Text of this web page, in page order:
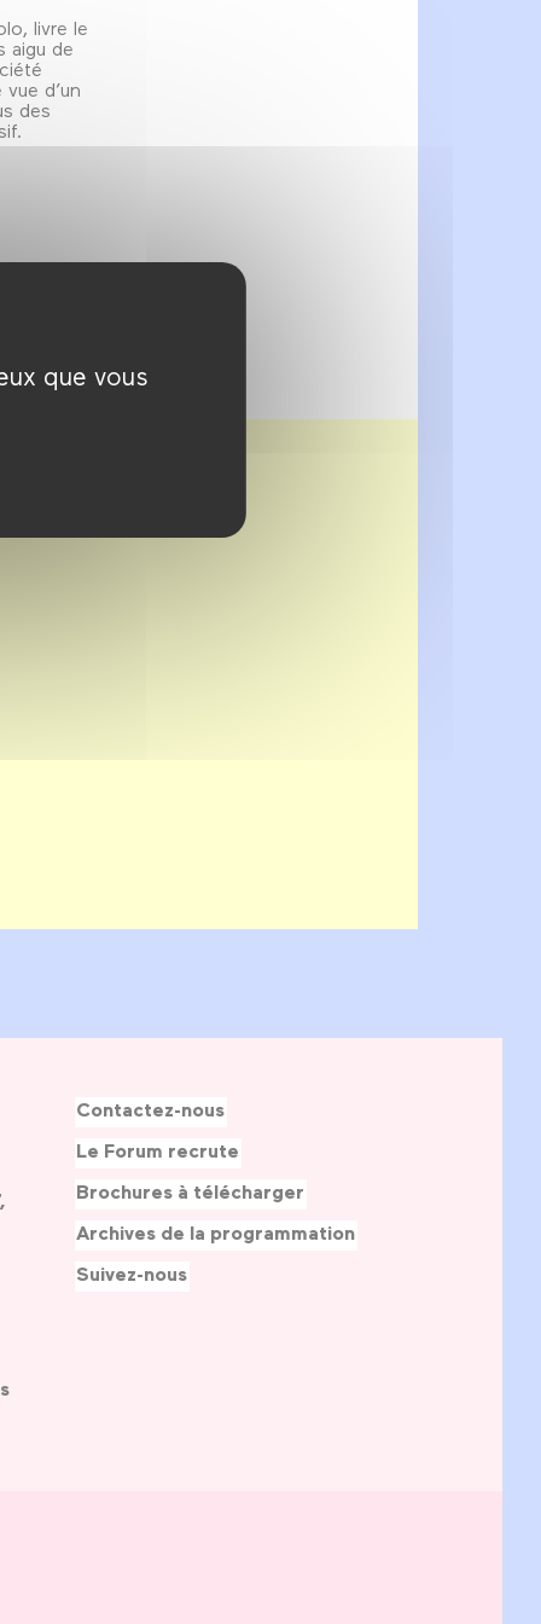
que vous
livre le
aigu de
d’un
des
Contactez-nous
Le Forum recrute
Brochures à télécharger
Archives de la programmation
Suivez-nous